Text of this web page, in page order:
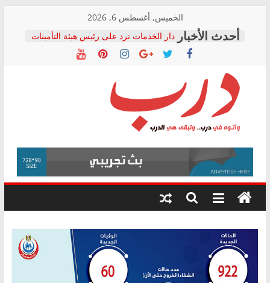
content
الخميس, أغسطس 6, 2026
دار الخدمات ترد على رئيس هيئة التأمينات
بعد مؤتمره الصحفي: إنكار الأزمة لا ينهي
معاناة أصحاب المعاشات.. ونطالب بكشف
فرحات سليمان يكتب: القطاع الصحي إلى
أين؟
حزب التحالف الشعبي يطلق لجنة “الحق
في الصحة” بالإسكندرية لرصد الانتهاكات
ودعم المرضى
الوزاري لمدينة الصحفيين.. وانتهاء أعمال
إنشاء المبنى الإداري
المجلس القومي لحقوق الإنسان يعلن
متابعة قضية الدكتور محمد زهران.. ويؤكد:
قرينة البراءة وضمانات المحاكمة العادلة
درب
وأتوه
درب..
وتبقى
هي